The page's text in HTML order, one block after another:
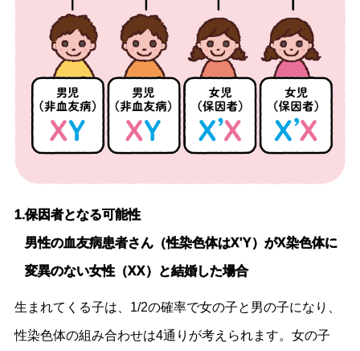
1.保因者となる可能性
男性の血友病患者さん（性染色体はX'Y）がX染色体に
変異のない女性（XX）と結婚した場合
生まれてくる子は、1/2の確率で女の子と男の子になり、
性染色体の組み合わせは4通りが考えられます。女の子